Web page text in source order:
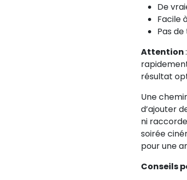
De
Facile
Pas
Attention
résultat
Une
d’ajouter
ni
soirée
pour une
Conseils